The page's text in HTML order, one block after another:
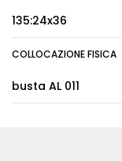
135:24x36
COLLOCAZIONE FISICA
busta AL 011